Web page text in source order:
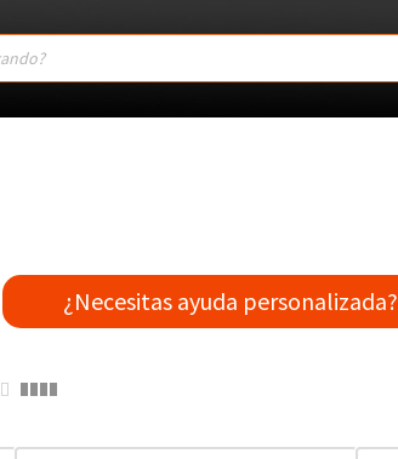
¿Necesitas ayuda personalizada?